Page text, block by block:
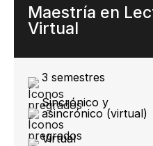
Maestría en
Virtual
3 semestres
Sincrónico y
asincrónico (virtual)
Virtual